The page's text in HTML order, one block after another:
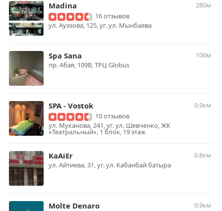
Madina
280м
16 отзывов
ул. Ауэзова, 125, уг. ул. Мынбаева
Spa Sana
100м
пр. Абая, 109B, ТРЦ Globus
SPA - Vostok
0.9км
10 отзывов
ул. Муканова, 241, уг. ул. Шевченко, ЖК
«Театральный», 1 блок, 19 этаж
KaAiEr
0.8км
ул. Айтиева, 31, уг. ул. Кабанбай батыра
Molte Denaro
0.9км